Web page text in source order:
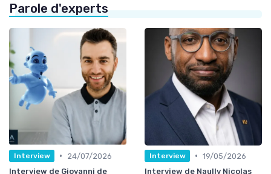
Parole d'experts
Interview •
24/07/2026
Interview de Giovanni de
Interview • 19/05/2026
Interview de Naully Nicolas